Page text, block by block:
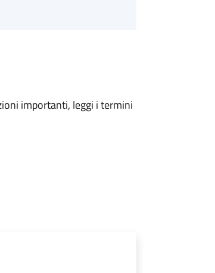
importanti, leggi i termini